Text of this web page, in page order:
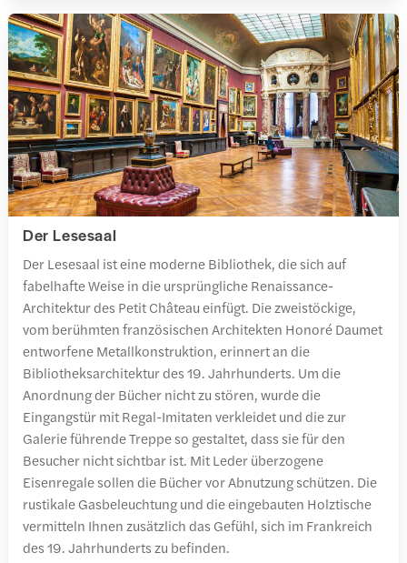
Der Lesesaal
Der Lesesaal ist eine moderne Bibliothek, die sich auf
fabelhafte Weise in die ursprüngliche Renaissance-
Architektur des Petit Château einfügt. Die zweistöckige,
vom berühmten französischen Architekten Honoré Daumet
entworfene Metallkonstruktion, erinnert an die
Bibliotheksarchitektur des 19. Jahrhunderts. Um die
Anordnung der Bücher nicht zu stören, wurde die
Eingangstür mit Regal-Imitaten verkleidet und die zur
Galerie führende Treppe so gestaltet, dass sie für den
Besucher nicht sichtbar ist. Mit Leder überzogene
Eisenregale sollen die Bücher vor Abnutzung schützen. Die
rustikale Gasbeleuchtung und die eingebauten Holztische
vermitteln Ihnen zusätzlich das Gefühl, sich im Frankreich
des 19. Jahrhunderts zu befinden.